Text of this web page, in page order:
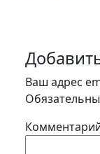
Ваш адрес